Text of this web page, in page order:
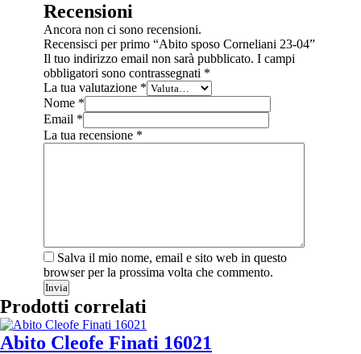
Recensioni
Ancora non ci sono recensioni.
Recensisci per primo “Abito sposo Corneliani 23-04”
Il tuo indirizzo email non sarà pubblicato. I campi
obbligatori sono contrassegnati *
La tua valutazione *
Nome*
Email *
La tua recensione *
Salva il mio nome, email e sito web in questo
browser per la prossima volta che commento.
Invia
Prodotti correlati
Abito Cleofe Finati 16021